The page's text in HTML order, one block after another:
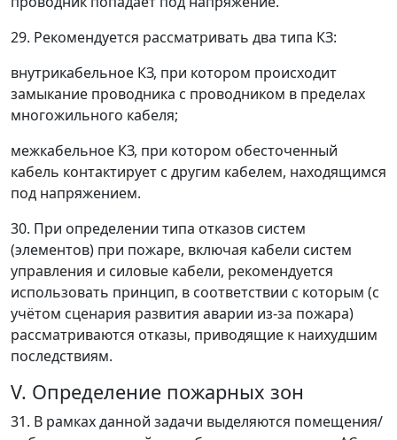
29. Рекомендуется рассматривать два типа КЗ:
внутрикабельное КЗ, при котором происходит
замыкание проводника с проводником в пределах
многожильного кабеля;
межкабельное КЗ, при котором обесточенный
кабель контактирует с другим кабелем, находящимся
под напряжением.
30. При определении типа отказов систем
(элементов) при пожаре, включая кабели систем
управления и силовые кабели, рекомендуется
использовать принцип, в соответствии с которым (с
учётом сценария развития аварии из-за пожара)
рассматриваются отказы, приводящие к наихудшим
последствиям.
V. Определение пожарных зон
31. В рамках данной задачи выделяются помещения/